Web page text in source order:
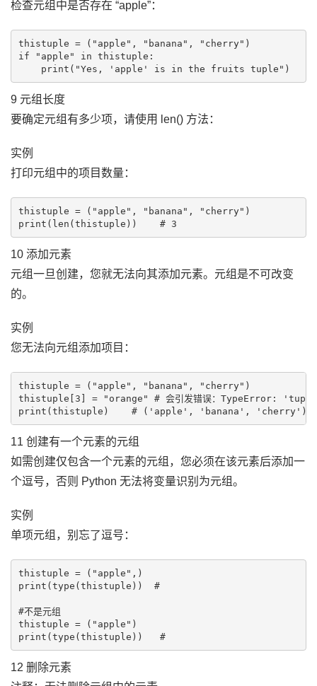
检查元组中是否存在 “apple”：
thistuple = ("apple", "banana", "cherry")
if "apple" in thistuple:
9 元组长度
要确定元组有多少项，请使用 len() 方法：
实例
打印元组中的项目数量：
thistuple = ("apple", "banana", "cherry")
10 添加元素
元组一旦创建，您就无法向其添加元素。元组是不可改变
的。
实例
您无法向元组添加项目：
thistuple = ("apple", "banana", "cherry")
thistuple[3] = "orange" # 会引发错误：TypeError:
11 创建有一个元素的元组
如需创建仅包含一个元素的元组，您必须在该元素后添加一
个逗号，否则 Python 无法将变量识别为元组。
实例
单项元组，别忘了逗号：
thistuple = ("apple",)
print(type(thistuple))  #
#不是元组
thistuple = ("apple")
print(type(thistuple))   #
12 删除元素